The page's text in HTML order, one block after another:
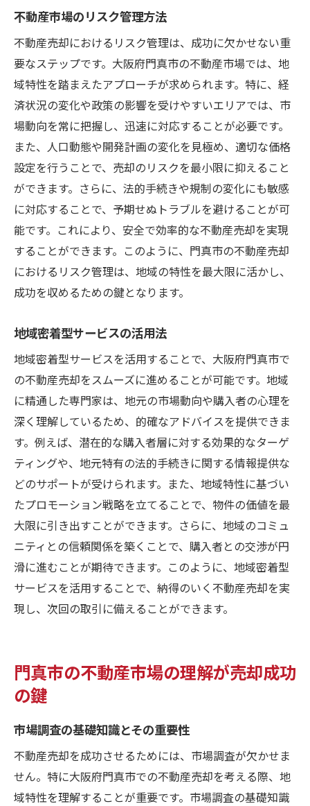
不動産市場のリスク管理方法
不動産売却におけるリスク管理は、成功に欠かせない重
要なステップです。大阪府門真市の不動産市場では、地
域特性を踏まえたアプローチが求められます。特に、経
済状況の変化や政策の影響を受けやすいエリアでは、市
場動向を常に把握し、迅速に対応することが必要です。
また、人口動態や開発計画の変化を見極め、適切な価格
設定を行うことで、売却のリスクを最小限に抑えること
ができます。さらに、法的手続きや規制の変化にも敏感
に対応することで、予期せぬトラブルを避けることが可
能です。これにより、安全で効率的な不動産売却を実現
することができます。このように、門真市の不動産売却
におけるリスク管理は、地域の特性を最大限に活かし、
成功を収めるための鍵となります。
地域密着型サービスの活用法
地域密着型サービスを活用することで、大阪府門真市で
の不動産売却をスムーズに進めることが可能です。地域
に精通した専門家は、地元の市場動向や購入者の心理を
深く理解しているため、的確なアドバイスを提供できま
す。例えば、潜在的な購入者層に対する効果的なターゲ
ティングや、地元特有の法的手続きに関する情報提供な
どのサポートが受けられます。また、地域特性に基づい
たプロモーション戦略を立てることで、物件の価値を最
大限に引き出すことができます。さらに、地域のコミュ
ニティとの信頼関係を築くことで、購入者との交渉が円
滑に進むことが期待できます。このように、地域密着型
サービスを活用することで、納得のいく不動産売却を実
現し、次回の取引に備えることができます。
門真市の不動産市場の理解が売却成功
の鍵
市場調査の基礎知識とその重要性
不動産売却を成功させるためには、市場調査が欠かせま
せん。特に大阪府門真市での不動産売却を考える際、地
域特性を理解することが重要です。市場調査の基礎知識